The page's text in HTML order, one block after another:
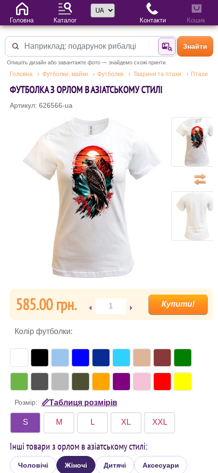
Знайти за
Знайти
Опишіть дизайн або завантажте фото — знайдемо схожі принти.
Головна Футболки, майки Футболки Тварини та птахи Птахи
ФУТБОЛКА З ОРЛОМ В АЗІАТСЬКОМУ СТИЛІ
Артикул: 626566-ua
585.00 гpн.
Колір футболки:
Розмір: 📏Таблиця розмірів
S M L XL XXL
Інші товари з орлом в азіатському стилі:
Чоловічі Жіночі Дитячі Аксесуари
Головна Каталог
Вибір мови
Контакти Кошик